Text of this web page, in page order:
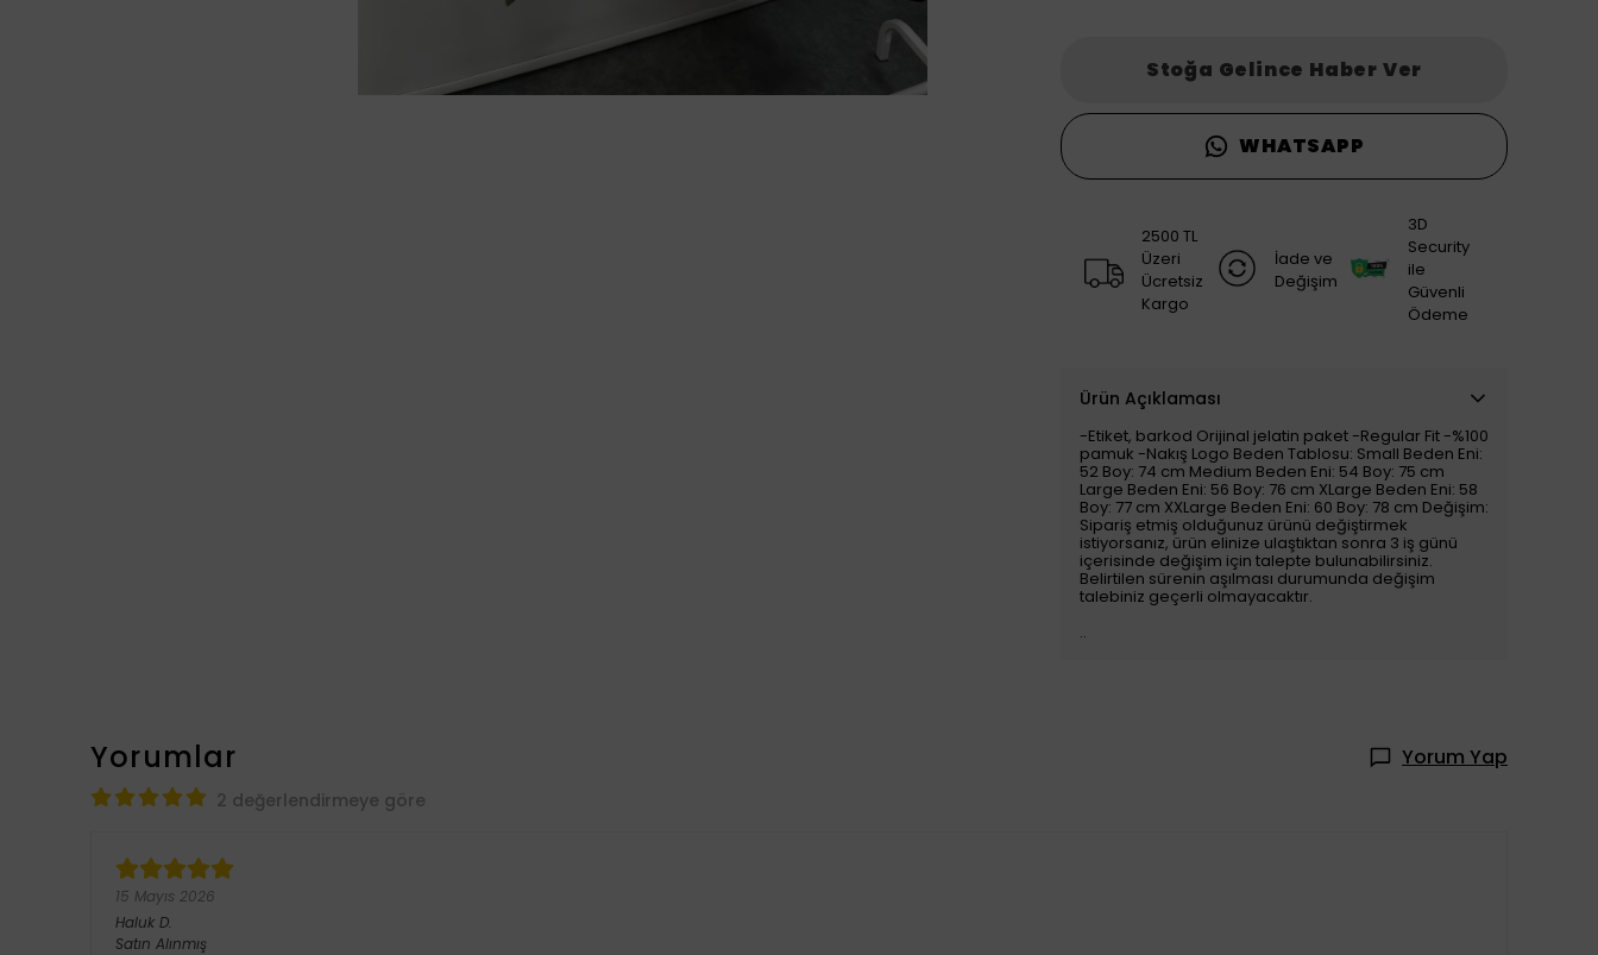
Stoğa Gelince Haber Ver
WHATSAPP
2500 TL
Üzeri
Ücretsiz
Kargo
İade ve
Değişim
3D
Security
ile
Güvenli
Ödeme
Ürün Açıklaması
-Etiket, barkod Orijinal jelatin paket -Regular Fit -%100
pamuk -Nakış Logo Beden Tablosu: Small Beden Eni:
52 Boy: 74 cm Medium Beden Eni: 54 Boy: 75 cm
Large Beden Eni: 56 Boy: 76 cm XLarge Beden Eni: 58
Boy: 77 cm XXLarge Beden Eni: 60 Boy: 78 cm Değişim:
Sipariş etmiş olduğunuz ürünü değiştirmek
istiyorsanız, ürün elinize ulaştıktan sonra 3 iş günü
içerisinde değişim için talepte bulunabilirsiniz.
Belirtilen sürenin aşılması durumunda değişim
talebiniz geçerli olmayacaktır.
..
Yorumlar Yorum Yap
2 değerlendirmeye göre
15 Mayıs 2026
Haluk D.
Satın Alınmış